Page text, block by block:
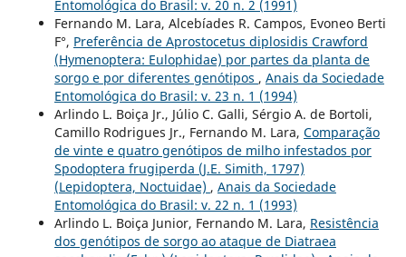
Entomológica do Brasil: v. 20 n. 2 (1991)
Fernando M. Lara, Alcebíades R. Campos, Evoneo Berti
F°, Preferência de Aprostocetus diplosidis Crawford
(Hymenoptera: Eulophidae) por partes da planta de
sorgo e por diferentes genótipos , Anais da Sociedade
Entomológica do Brasil: v. 23 n. 1 (1994)
Arlindo L. Boiça Jr., Júlio C. Galli, Sérgio A. de Bortoli,
Camillo Rodrigues Jr., Fernando M. Lara, Comparação
de vinte e quatro genótipos de milho infestados por
Spodoptera frugiperda (J.E. Simith, 1797)
(Lepidoptera, Noctuidae) , Anais da Sociedade
Entomológica do Brasil: v. 22 n. 1 (1993)
Arlindo L. Boiça Junior, Fernando M. Lara, Resistência
dos genótipos de sorgo ao ataque de Diatraea